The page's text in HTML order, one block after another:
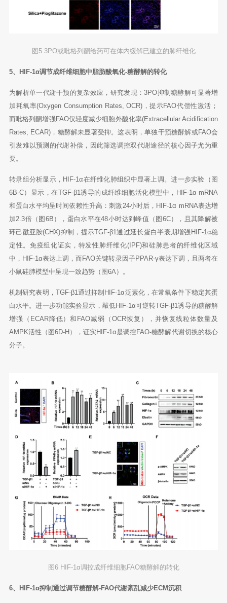
图5 3PO或吡格列酮给药可在体内缓解已建立的肺纤维化
5、HIF-1α调节成纤维细胞中脂肪酸氧化-糖酵解的转化
为解析单一代谢干预的复杂效应，研究发现：3PO抑制糖酵解可显著增
加耗氧率(Oxygen Consumption Rates, OCR)，提示FAO代偿性激活；
而吡格列酮增强FAO仅轻度减少细胞外酸化率(Extracellular Acidification
Rates, ECAR)，糖酵解未显著受抑。这表明，单独干预糖酵解或FAO会
引发难以预测的代谢补偿，因此筛选调控双代谢途径的核心因子尤为重
要。
转录组分析显示，HIF-1α在纤维化肺组织中显著上调。进一步实验（图
6B-C）显示，在TGF-β1诱导的成纤维细胞活化模型中，HIF-1α mRNA
和蛋白水平均呈时间依赖性升高：刺激24小时后，HIF-1α mRNA表达增
加2.3倍（图6B），蛋白水平在48小时达到峰值（图6C），且其降解被
环己酰亚胺(CHX)抑制，提示TGF-β1通过延长蛋白半衰期增强HIF-1α稳
定性。免疫组化证实，特发性肺纤维化(IPF)和硅肺患者的纤维化区域
中，HIF-1α表达上调，而FAO关键转录因子PPAR-γ表达下调，且两者在
小鼠硅肺模型中呈现一致趋势（图6A）。
机制研究表明，TGF-β1通过抑制HIF-1α泛素化，在常氧条件下稳定其蛋
白水平。进一步功能实验显示，敲低HIF-1α可逆转TGF-β1诱导的糖酵解
增强（ECAR降低）和FAO减弱（OCR恢复），并恢复线粒体数量及
AMPK活性（图6D-H），证实HIF-1α是调控FAO-糖酵解代谢切换的核心
分子。
图6 HIF-1α调控成纤维细胞FAO糖酵解的转化
6、HIF-1α抑制通过调节糖酵解-FAO代谢紊乱减少ECM沉积